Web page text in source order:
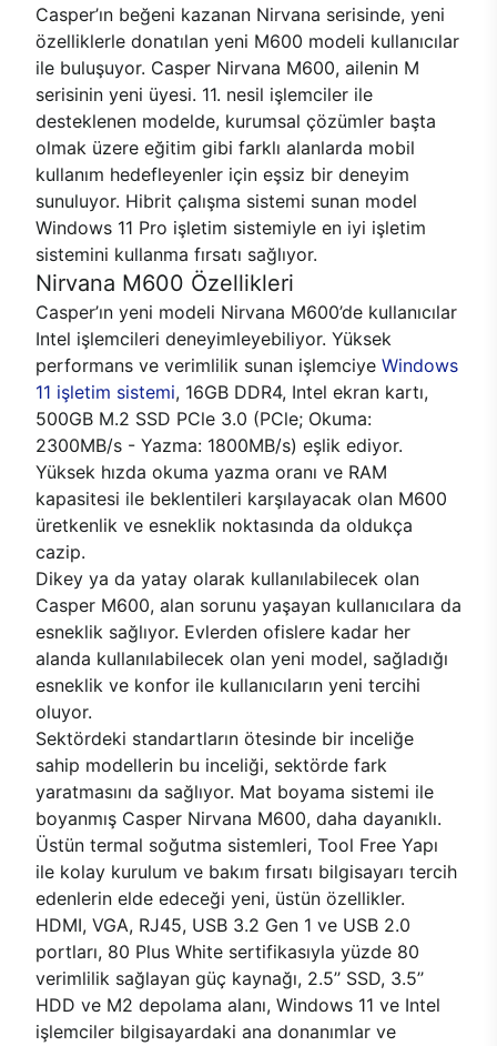
Casper’ın beğeni kazanan Nirvana serisinde, yeni
özelliklerle donatılan yeni M600 modeli kullanıcılar
ile buluşuyor. Casper Nirvana M600, ailenin M
serisinin yeni üyesi. 11. nesil işlemciler ile
desteklenen modelde, kurumsal çözümler başta
olmak üzere eğitim gibi farklı alanlarda mobil
kullanım hedefleyenler için eşsiz bir deneyim
sunuluyor. Hibrit çalışma sistemi sunan model
Windows 11 Pro işletim sistemiyle en iyi işletim
sistemini kullanma fırsatı sağlıyor.
Nirvana M600 Özellikleri
Casper’ın yeni modeli Nirvana M600’de kullanıcılar
Intel işlemcileri deneyimleyebiliyor. Yüksek
performans ve verimlilik sunan işlemciye Windows
11 işletim sistemi, 16GB DDR4, Intel ekran kartı,
500GB M.2 SSD PCle 3.0 (PCle; Okuma:
2300MB/s - Yazma: 1800MB/s) eşlik ediyor.
Yüksek hızda okuma yazma oranı ve RAM
kapasitesi ile beklentileri karşılayacak olan M600
üretkenlik ve esneklik noktasında da oldukça
cazip.
Dikey ya da yatay olarak kullanılabilecek olan
Casper M600, alan sorunu yaşayan kullanıcılara da
esneklik sağlıyor. Evlerden ofislere kadar her
alanda kullanılabilecek olan yeni model, sağladığı
esneklik ve konfor ile kullanıcıların yeni tercihi
oluyor.
Sektördeki standartların ötesinde bir inceliğe
sahip modellerin bu inceliği, sektörde fark
yaratmasını da sağlıyor. Mat boyama sistemi ile
boyanmış Casper Nirvana M600, daha dayanıklı.
Üstün termal soğutma sistemleri, Tool Free Yapı
ile kolay kurulum ve bakım fırsatı bilgisayarı tercih
edenlerin elde edeceği yeni, üstün özellikler.
HDMI, VGA, RJ45, USB 3.2 Gen 1 ve USB 2.0
portları, 80 Plus White sertifikasıyla yüzde 80
verimlilik sağlayan güç kaynağı, 2.5’’ SSD, 3.5’’
HDD ve M2 depolama alanı, Windows 11 ve Intel
işlemciler bilgisayardaki ana donanımlar ve